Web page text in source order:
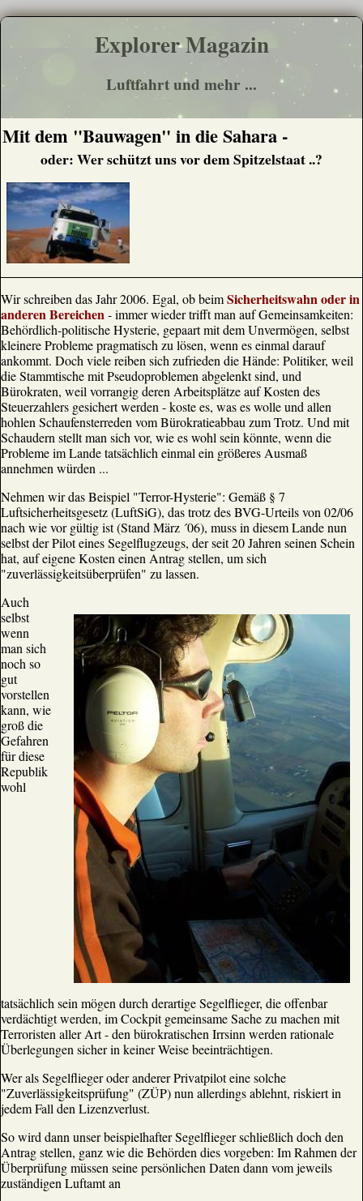
Explorer Magazin
Luftfahrt und mehr ...
Mit dem "Bauwagen" in die Sahara -
oder: Wer schützt uns vor dem Spitzelstaat ..?
Wir schreiben das Jahr 2006. Egal, ob beimSicherheitswahn oder in
anderen Bereichen - immer wieder trifft man auf Gemeinsamkeiten:
Behördlich-politische Hysterie, gepaart mit dem Unvermögen, selbst
kleinere Probleme pragmatisch zu lösen, wenn es einmal darauf
ankommt. Doch viele reiben sich zufrieden die Hände: Politiker, weil
die Stammtische mit Pseudoproblemen abgelenkt sind, und
Bürokraten, weil vorrangig deren Arbeitsplätze auf Kosten des
Steuerzahlers gesichert werden - koste es, was es wolle und allen
hohlen Schaufensterreden vom Bürokratieabbau zum Trotz. Und mit
Schaudern stellt man sich vor, wie es wohl sein könnte, wenn die
Probleme im Lande tatsächlich einmal ein größeres Ausmaß
annehmen würden ...
Nehmen wir das Beispiel "Terror-Hysterie": Gemäß § 7
Luftsicherheitsgesetz (LuftSiG), das trotz des BVG-Urteils von 02/06
nach wie vor gültig ist (Stand März ´06), muss in diesem Lande nun
selbst der Pilot eines Segelflugzeugs, der seit 20 Jahren seinen Schein
hat, auf eigene Kosten einen Antrag stellen, um sich
"zuverlässigkeitsüberprüfen" zu lassen.
Auch
selbst
wenn
man sich
noch so
gut
vorstellen
kann, wie
groß die
Gefahren
für diese
Republik
wohl
tatsächlich sein mögen durch derartige Segelflieger, die offenbar
verdächtigt werden, im Cockpit gemeinsame Sache zu machen mit
Terroristen aller Art - den bürokratischen Irrsinn werden rationale
Überlegungen sicher in keiner Weise beeinträchtigen.
Wer als Segelflieger oder anderer Privatpilot eine solche
"Zuverlässigkeitsprüfung" (ZÜP) nun allerdings ablehnt, riskiert in
jedem Fall den Lizenzverlust.
So wird dann unser beispielhafter Segelflieger schließlich doch den
Antrag stellen, ganz wie die Behörden dies vorgeben: Im Rahmen der
Überprüfung müssen seine persönlichen Daten dann vom jeweils
zuständigen Luftamt an